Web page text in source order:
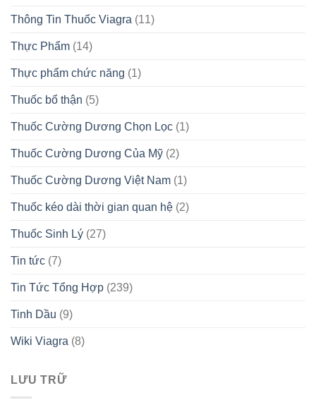
Thông Tin Thuốc Viagra (11)
Thực Phẩm (14)
Thực phẩm chức năng (1)
Thuốc bổ thận (5)
Thuốc Cường Dương Chọn Lọc (1)
Thuốc Cường Dương Của Mỹ (2)
Thuốc Cường Dương Việt Nam (1)
Thuốc kéo dài thời gian quan hệ (2)
Thuốc Sinh Lý (27)
Tin tức (7)
Tin Tức Tổng Hợp (239)
Tinh Dầu (9)
Wiki Viagra (8)
LƯU TRỮ